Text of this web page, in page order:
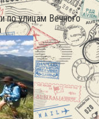
по улицам Вечного